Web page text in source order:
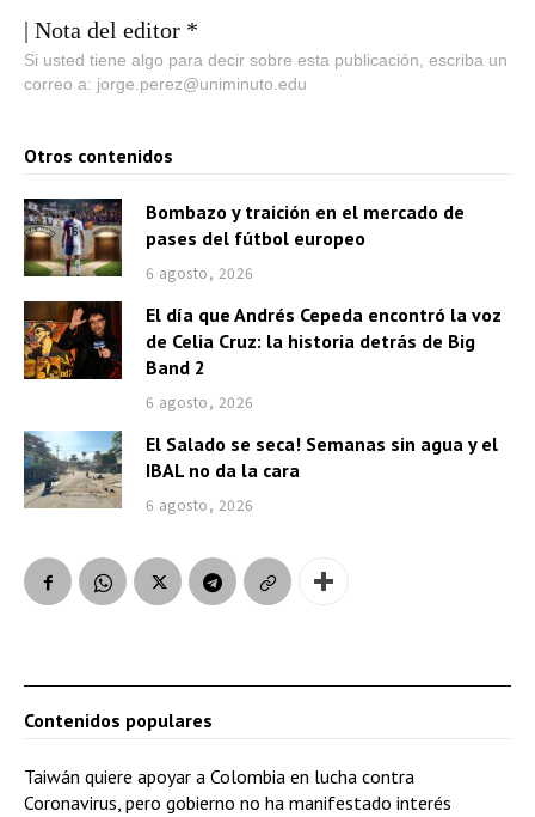
| Nota del editor *
Si usted tiene algo para decir sobre esta publicación, escriba un
correo a: jorge.perez@uniminuto.edu
Otros contenidos
Bombazo y traición en el mercado de
pases del fútbol europeo
6 agosto, 2026
El día que Andrés Cepeda encontró la voz
de Celia Cruz: la historia detrás de Big
Band 2
6 agosto, 2026
El Salado se seca! Semanas sin agua y el
IBAL no da la cara
6 agosto, 2026
Contenidos populares
Taiwán quiere apoyar a Colombia en lucha contra
Coronavirus, pero gobierno no ha manifestado interés